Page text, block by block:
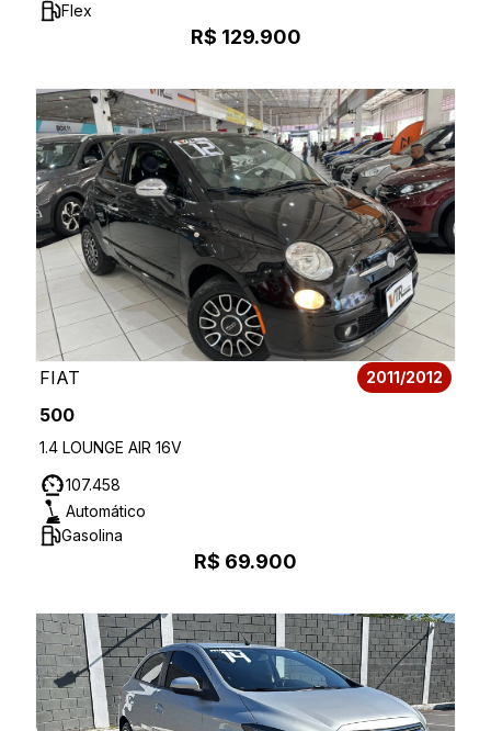
Flex
R$ 129.900
FIAT 2011/2012
500
1.4 LOUNGE AIR 16V
107.458
Automático
Gasolina
R$ 69.900